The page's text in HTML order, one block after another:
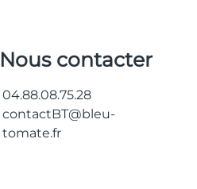
Nous contacter
04.88.08.75.28
contactBT@bleu-
tomate.fr